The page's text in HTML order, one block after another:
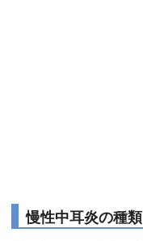
慢性中耳炎の種類